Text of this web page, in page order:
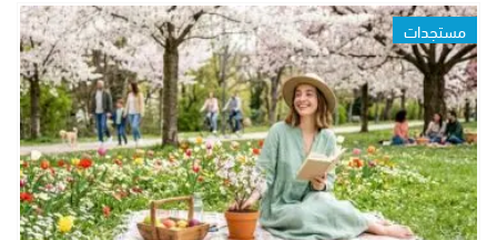
مستجدات